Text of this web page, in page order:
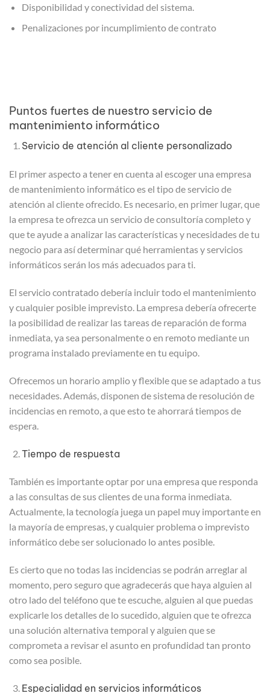
Disponibilidad y conectividad del sistema.
Penalizaciones por incumplimiento de contrato
Puntos fuertes de nuestro servicio de
mantenimiento informático
Servicio de atención al cliente personalizado
El primer aspecto a tener en cuenta al escoger una empresa
de mantenimiento informático es el tipo de servicio de
atención al cliente ofrecido. Es necesario, en primer lugar, que
la empresa te ofrezca un servicio de consultoría completo y
que te ayude a analizar las características y necesidades de tu
negocio para así determinar qué herramientas y servicios
informáticos serán los más adecuados para ti.
El servicio contratado debería incluir todo el mantenimiento
y cualquier posible imprevisto. La empresa debería ofrecerte
la posibilidad de realizar las tareas de reparación de forma
inmediata, ya sea personalmente o en remoto mediante un
programa instalado previamente en tu equipo.
Ofrecemos un horario amplio y flexible que se adaptado a tus
necesidades. Además, disponen de sistema de resolución de
incidencias en remoto, a que esto te ahorrará tiempos de
espera.
Tiempo de respuesta
También es importante optar por una empresa que responda
a las consultas de sus clientes de una forma inmediata.
Actualmente, la tecnología juega un papel muy importante en
la mayoría de empresas, y cualquier problema o imprevisto
informático debe ser solucionado lo antes posible.
Es cierto que no todas las incidencias se podrán arreglar al
momento, pero seguro que agradecerás que haya alguien al
otro lado del teléfono que te escuche, alguien al que puedas
explicarle los detalles de lo sucedido, alguien que te ofrezca
una solución alternativa temporal y alguien que se
comprometa a revisar el asunto en profundidad tan pronto
como sea posible.
Especialidad en servicios informáticos